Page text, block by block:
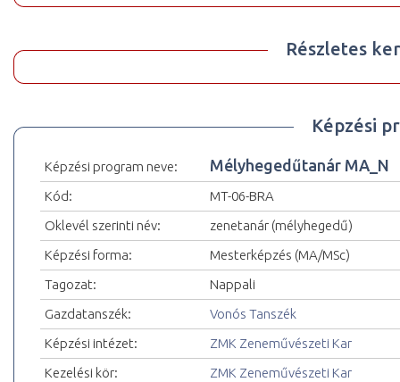
Részletes
Képzési
Képzési program neve: Mélyhegedűtanár MA_N
Kód:
MT-06-BRA
Oklevél szerinti név:
zenetanár (mélyhegedű)
Képzési forma:
Mesterképzés (MA/MSc)
Tagozat:
Nappali
Gazdatanszék:
Vonós Tanszék
Képzési intézet:
ZMK Zeneművészeti Kar
Kezelési kör:
ZMK Zeneművészeti Kar